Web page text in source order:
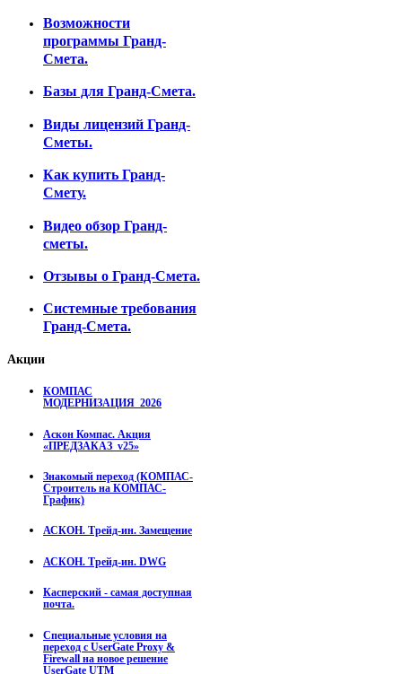
Возможности
программы Гранд-
Смета.
Базы для Гранд-Смета.
Виды лицензий Гранд-
Сметы.
Как купить Гранд-
Смету.
Видео обзор Гранд-
сметы.
Отзывы о Гранд-Смета.
Системные требования
Гранд-Смета.
Акции
КОМПАС
МОДЕРНИЗАЦИЯ_2026
Аскон Компас. Акция
«ПРЕДЗАКАЗ_v25»
Знакомый переход (КОМПАС-
Строитель на КОМПАС-
График)
АСКОН. Трейд-ин. Замещение
АСКОН. Трейд-ин. DWG
Касперский - самая доступная
почта.
Специальные условия на
переход с UserGate Proxy &
Firewall на новое решение
UserGate UTM